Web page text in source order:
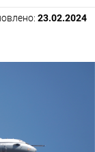
23.02.2024